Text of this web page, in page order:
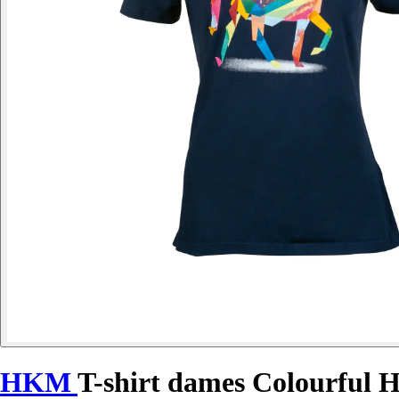
HKMT-shirt dames Colourful